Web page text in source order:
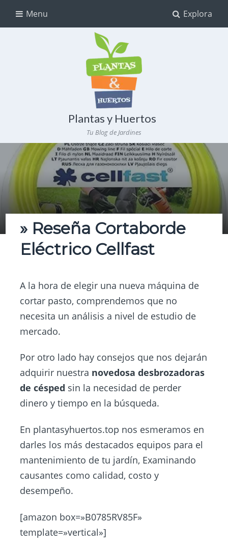
Explora
Menu
Plantas y Huertos
Tu Blog de Jardines
» Reseña Cortaborde
Eléctrico Cellfast
A la hora de elegir una nueva máquina de
cortar pasto, comprendemos que no
necesita un análisis a nivel de estudio de
mercado.
Por otro lado hay consejos que nos dejarán
adquirir nuestra novedosa desbrozadoras
de césped sin la necesidad de perder
dinero y tiempo en la búsqueda.
En plantasyhuertos.top nos esmeramos en
darles los más destacados equipos para el
mantenimiento de tu jardín, Examinando
causantes como calidad, costo y
desempeño.
[amazon box=»B0785RV85F»
template=»vertical»]